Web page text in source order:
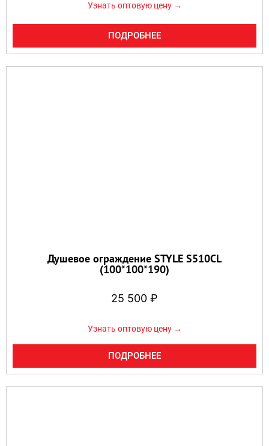
Узнать оптовую цену →
ПОДРОБНЕЕ
Душевое ограждение STYLE S510CL
(100*100*190)
25 500 ₽
Узнать оптовую цену →
ПОДРОБНЕЕ